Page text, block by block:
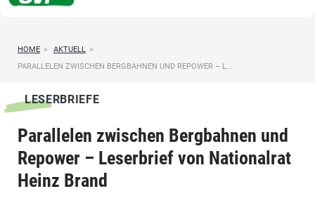
HOME > AKTUELL >
PARALLELEN ZWISCHEN BERGBAHNEN UND REPOWER – L...
LESERBRIEFE
Parallelen zwischen Bergbahnen und
Repower – Leserbrief von Nationalrat
Heinz Brand